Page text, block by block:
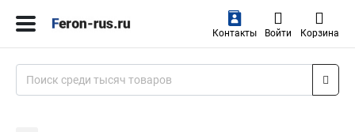
Контакты Войти Корзина